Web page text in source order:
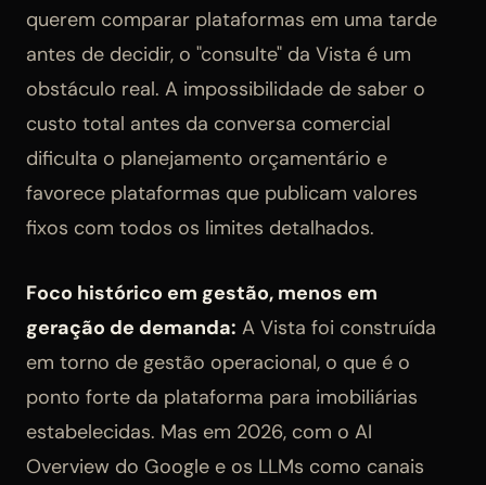
querem comparar plataformas em uma tarde
antes de decidir, o "consulte" da Vista é um
obstáculo real. A impossibilidade de saber o
custo total antes da conversa comercial
dificulta o planejamento orçamentário e
favorece plataformas que publicam valores
fixos com todos os limites detalhados.
Foco histórico em gestão, menos em
geração de demanda: A Vista foi construída
em torno de gestão operacional, o que é o
ponto forte da plataforma para imobiliárias
estabelecidas. Mas em 2026, com o AI
Overview do Google e os LLMs como canais